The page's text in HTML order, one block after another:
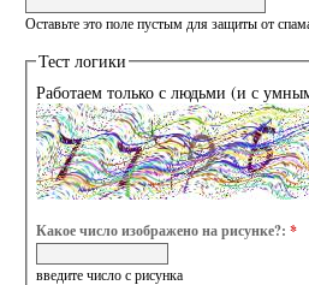
Оставьте это поле пустым для защиты от
Тест логики
Работаем только с людьми (и с
Какое число изображено на рисунке?: *
введите число с рисунка